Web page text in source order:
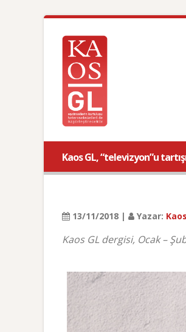
Kaos GL, “televizyon”u
13/11/2018 | Yazar:
Kaos GL dergisi, Ocak –